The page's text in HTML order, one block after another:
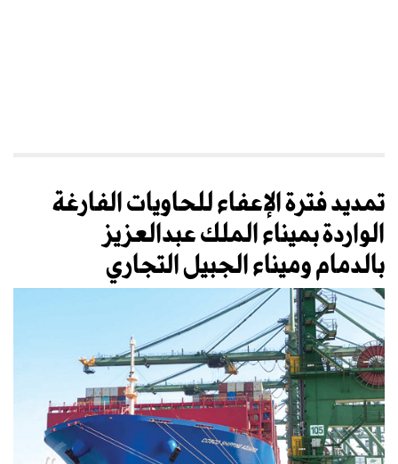
تمديد فترة الإعفاء للحاويات الفارغة
الواردة بميناء الملك عبدالعزيز
بالدمام وميناء الجبيل التجاري